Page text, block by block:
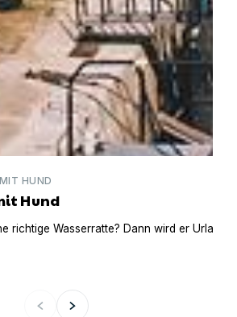
HUND
Hund
richtige Wasserratte? Dann wird er